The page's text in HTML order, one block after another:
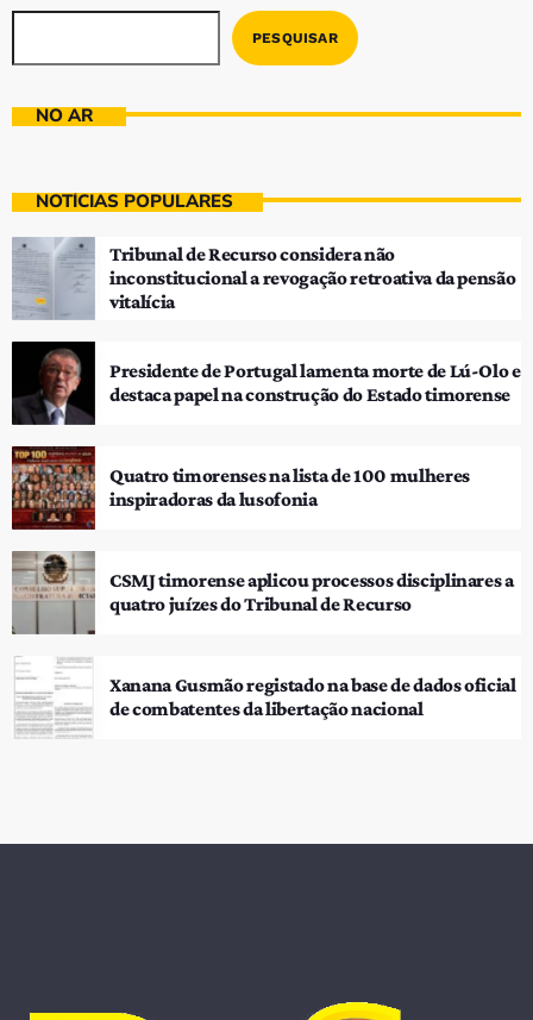
PESQUISAR
NO AR
NOTÍCIAS POPULARES
Tribunal de Recurso considera não
inconstitucional a revogação retroativa da pensão
vitalícia
Presidente de Portugal lamenta morte de Lú-Olo e
destaca papel na construção do Estado timorense
Quatro timorenses na lista de 100 mulheres
inspiradoras da lusofonia
CSMJ timorense aplicou processos disciplinares a
quatro juízes do Tribunal de Recurso
Xanana Gusmão registado na base de dados oficial
de combatentes da libertação nacional